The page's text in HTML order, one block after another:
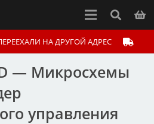
НА ДРУГОЙ АДРЕС
— Микросхемы
управления